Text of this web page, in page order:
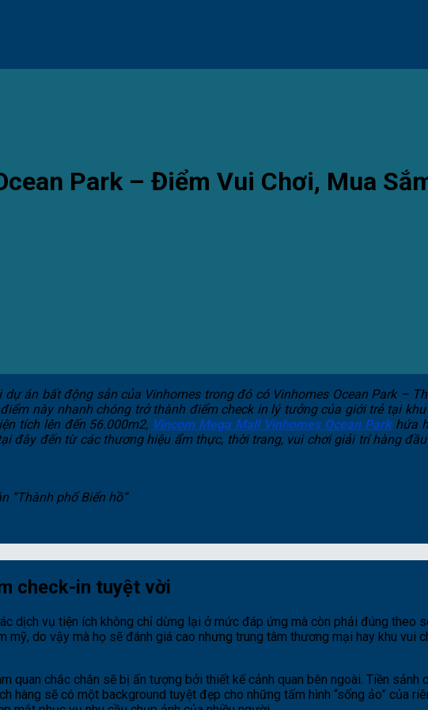
Park – Điểm Vui Chơi, Mua
án bất động sản của Vinhomes trong đó có Vinhomes Ocean Park –
này nhanh chóng trở thành điểm check in lý tưởng của giới trẻ tại khu
tích lên đến 56.000m2, Vincom Mega Mall Vinhomes Ocean Parkhứa
đây đến từ các thương hiệu ẩm thực, thời trang, vui chơi giải trí hàng
“Thành phố Biển hồ”
check-in tuyệt vời
dịch vụ tiện ích không chỉ dừng lại ở mức đáp ứng mà còn phải đúng theo
do vậy mà họ sẽ đánh giá cao nhưng trung tâm thương mại hay khu vui
quan chắc chắn sẽ bị ấn tượng bởi thiết kế cảnh quan bên ngoài. Tiền
hàng sẽ có một background tuyệt đẹp cho những tấm hình “sống ảo” của